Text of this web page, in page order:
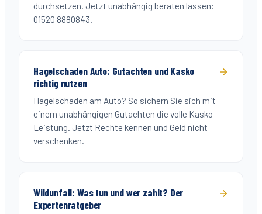
durchsetzen. Jetzt unabhängig beraten lassen:
01520 8880843.
Hagelschaden Auto: Gutachten und Kasko
richtig nutzen
Hagelschaden am Auto? So sichern Sie sich mit
einem unabhängigen Gutachten die volle Kasko-
Leistung. Jetzt Rechte kennen und Geld nicht
verschenken.
Wildunfall: Was tun und wer zahlt? Der
Expertenratgeber